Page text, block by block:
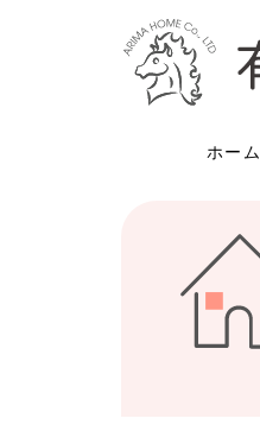
ホーム